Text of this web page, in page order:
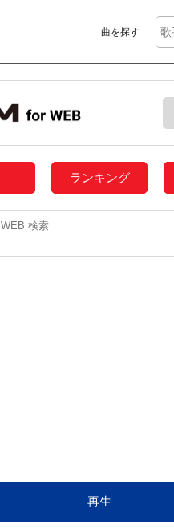
曲を探す
ランキング
再生